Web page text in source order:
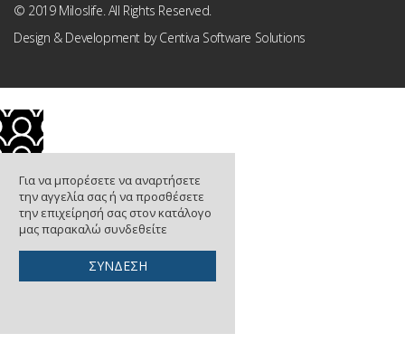
© 2019 Miloslife. All Rights Reserved.
Design & Development byCentiva Software Solutions
Για να μπορέσετε να αναρτήσετε
την αγγελία σας ή να προσθέσετε
την επιχείρησή σας στον κατάλογο
μας παρακαλώ συνδεθείτε
ΣΥΝΔΕΣΗ